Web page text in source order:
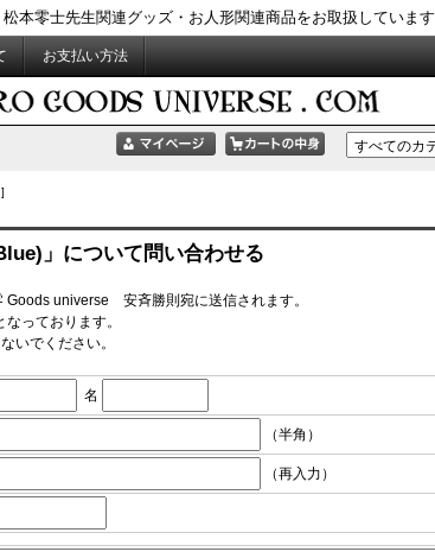
松本零士先生関連グッズ・お人形関連商品をお取扱しています
お支払い方法
」について問い合わせる
universe 安斉勝則宛に送信されます。
っております。
いでください。
名
（半角）
（再入力）